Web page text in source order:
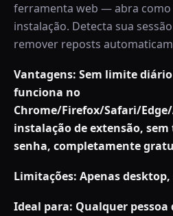
ferramenta web — abra como
instalação. Detecta sua
remover reposts
Vantagens: Sem limite
funciona no
Chrome/Firefox/Safari/
instalação de extensão,
senha, completamente
Limitações: Apenas
Ideal para: Qualquer